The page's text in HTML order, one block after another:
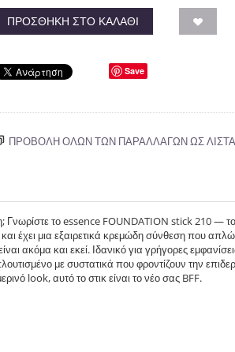
ΠΡΟΣΘΉΚΗ ΣΤΟ ΚΑΛΆΘΙ
Save
ΠΡΟΒΟΛΗ ΟΛΩΝ ΤΩΝ ΠΑΡΑΛΛΑΓΏΝ ΩΣ ΛΊΣΤΑ
Γνωρίστε το essence FOUNDATION stick 210 —
έχει μια εξαιρετικά κρεμώδη σύνθεση που
ακόμα και εκεί. Ιδανικό για γρήγορες
με συστατικά που φροντίζουν την
look, αυτό το στικ είναι το νέο σας BFF.